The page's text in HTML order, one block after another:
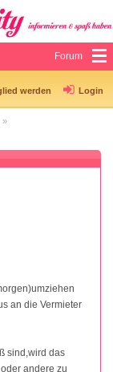
Forum
werden Login
an die Vermieter
sind,wird das
andere zu